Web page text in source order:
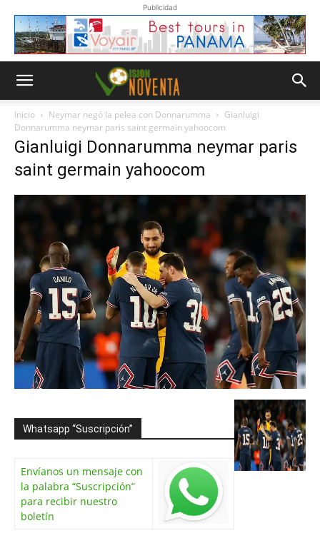
Publicidad
Inicio Neymar negó la pelea con Donnarumma
Gianluigi
Donnarumma neymar paris saint germain yahoocom
Gianluigi Donnarumma neymar paris
saint germain yahoocom
Whatsapp “Suscripción”
Envíanos un mensaje con
la palabra “Suscripción”
para recibir nuestro
boletín